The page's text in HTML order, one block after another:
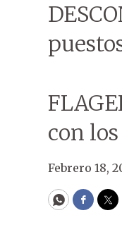
con
Febrero 18,